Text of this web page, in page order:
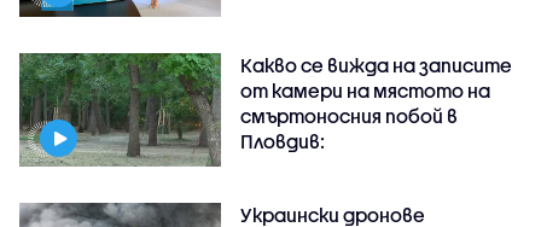
Какво се вижда на записите
от камери на мястото на
смъртоносния побой в
Пловдив:
Украински дронове